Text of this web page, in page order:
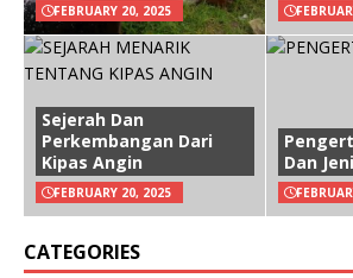
FEBRUARY 20, 2025
Sejerah Dan
Perkembangan Dari
Kipas Angin
FEBRUARY 20, 2025
Dan
CATEGORIES